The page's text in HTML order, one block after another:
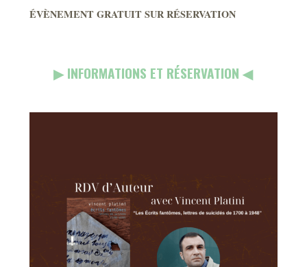
ÉVÈNEMENT GRATUIT SUR RÉSERVATION
▶︎ INFORMATIONS ET RÉSERVATION ◀︎